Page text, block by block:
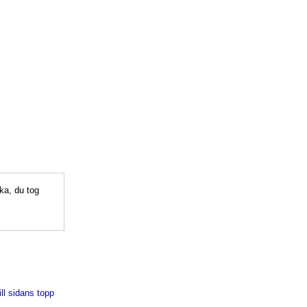
du tog
sidans topp